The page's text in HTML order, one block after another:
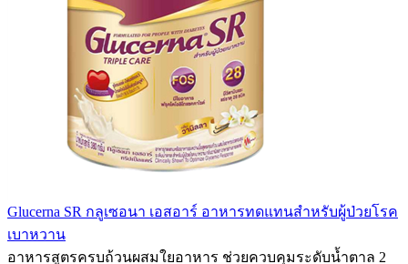
Glucerna SR กลูเซอนา เอสอาร์ อาหารทดแทนสำหรับผู้ป่วยโรค
เบาหวาน
อาหารสูตรครบถ้วนผสมใยอาหาร ช่วยควบคุมระดับน้ำตาล 2